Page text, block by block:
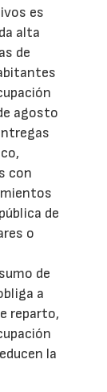
es
alta
de
agosto
con
de
o
de
a
reparto,
la